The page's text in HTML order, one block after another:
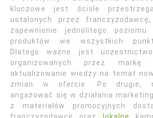
kluczowe jest ścisłe
ustalonych przez
zapewnienie jednolitego
produktów we wszystkich
Dlatego ważne jest
organizowanych przez markę
aktualizowanie wiedzy na temat
zmian w ofercie. Po drugie,
angażować się w działania
z materiałów promocyjnych